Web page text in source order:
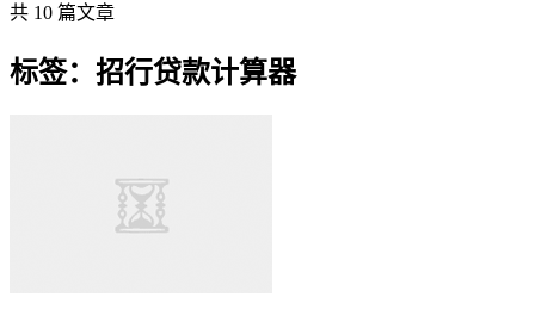
共 10 篇文章
标签：招行贷款计算器